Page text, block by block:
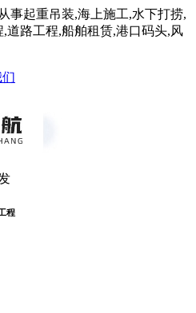
事起重吊装,海上施工,水下打捞,
道路工程,船舶租赁,港口码头,风
程